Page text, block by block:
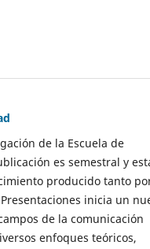
de la Escuela de
es semestral y
producido tanto
inicia un
de la comunicación
enfoques teóricos,